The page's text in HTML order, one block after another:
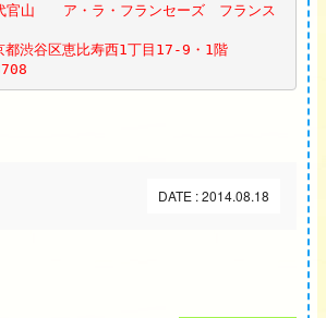
官山　　ア・ラ・フランセーズ　フランス
渋谷区恵比寿西1丁目17-9・1階
DATE : 2014.08.18